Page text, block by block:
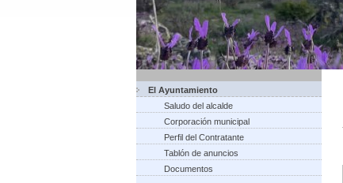
El Ayuntamiento
Saludo del alcalde
Corporación municipal
Perfil del Contratante
Tablón de anuncios
Documentos